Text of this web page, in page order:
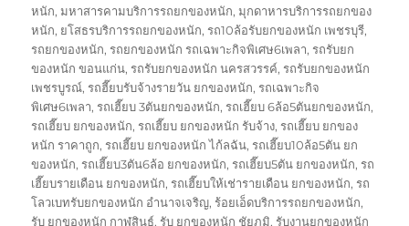
หนัก,มหาสารคามบริการรถยกของหนัก,มุกดาหารบริการรถยกของ
หนัก, ยโสธรบริการรถยกของหนัก,รถ10ล้อรับยกของหนัก เพชรบุรี,
รถยกของหนัก,รถยกของหนัก รถเฉพาะกิจพิเศษ6เพลา,รถรับยก
ของหนัก ขอนแก่น,รถรับยกของหนัก นครสวรรค์,รถรับยกของหนัก
เพชรบูรณ์,รถฮี๊ยบรับจ้างรายวัน ยกของหนัก,รถเฉพาะกิจ
พิเศษ6เพลา,รถเฮี๊ยบ 3ตันยกของหนัก,รถเฮี๊ยบ 6ล้อ5ตันยกของหนัก,
รถเฮี๊ยบ ยกของหนัก,รถเฮี๊ยบ ยกของหนัก รับจ้าง,รถเฮี๊ยบ ยกของ
หนัก ราคาถูก,รถเฮี๊ยบ ยกของหนัก ไก้ลฉัน,รถเฮี๊ยบ10ล้อ5ตัน ยก
ของหนัก,รถเฮี๊ยบ3ตัน6ล้อ ยกของหนัก,รถเฮี๊ยบ5ตัน ยกของหนัก,รถ
เฮี๊ยบรายเดือน ยกของหนัก,รถเฮี๊ยบให้เช่ารายเดือน ยกของหนัก,รถ
โลวเบทรับยกของหนัก อำนาจเจริญ,ร้อยเอ็ดบริการรถยกของหนัก,
รับ ยกของหนัก กาฬสินธุ์,รับ ยกของหนัก ชัยภูมิ,รับงานยกของหนัก